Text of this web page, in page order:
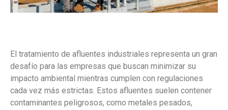
El tratamiento de afluentes industriales representa un gran
desafío para las empresas que buscan minimizar su
impacto ambiental mientras cumplen con regulaciones
cada vez más estrictas. Estos afluentes suelen contener
contaminantes peligrosos, como metales pesados,